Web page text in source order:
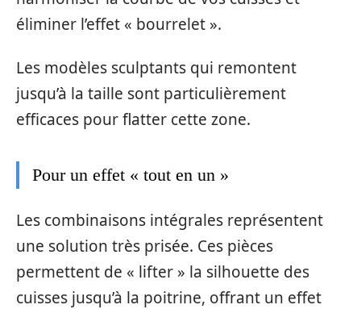
éliminer l’effet « bourrelet ».
Les modèles sculptants qui remontent
jusqu’à la taille sont particulièrement
efficaces pour flatter cette zone.
Pour un effet « tout en un »
Les combinaisons intégrales représentent
une solution très prisée. Ces pièces
permettent de « lifter » la silhouette des
cuisses jusqu’à la poitrine, offrant un effet